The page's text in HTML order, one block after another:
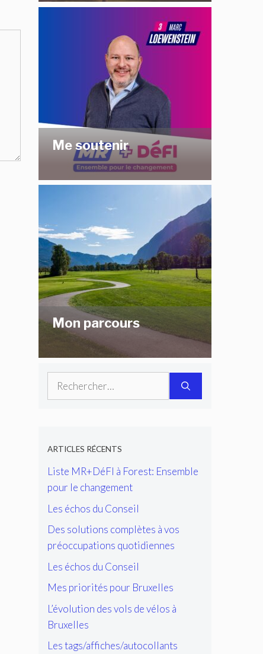
Me soutenir
Mon parcours
Rechercher :
ARTICLES RÉCENTS
Liste MR+DéFI à Forest: Ensemble
pour le changement
Les échos du Conseil
Des solutions complètes à vos
préoccupations quotidiennes
Les échos du Conseil
Mes priorités pour Bruxelles
L’évolution des vols de vélos à
Bruxelles
Les tags/affiches/autocollants